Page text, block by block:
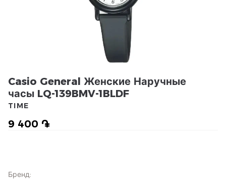
Casio General Женские Наручные
часы LQ-139BMV-1BLDF
9 400 ֏
TIME
Бренд: